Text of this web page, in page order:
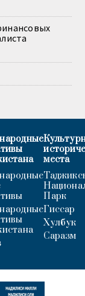
места
Парк
Гиссар
Хулбук
Саразм